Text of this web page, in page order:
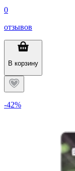
0
отзывов
В корзину
-42%